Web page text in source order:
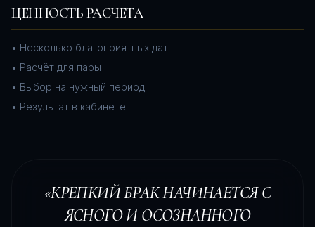
ЦЕННОСТЬ РАСЧЕТА
• Несколько благоприятных дат
• Расчёт для пары
• Выбор на нужный период
• Результат в кабинете
«КРЕПКИЙ БРАК НАЧИНАЕТСЯ С
ЯСНОГО И ОСОЗНАННОГО